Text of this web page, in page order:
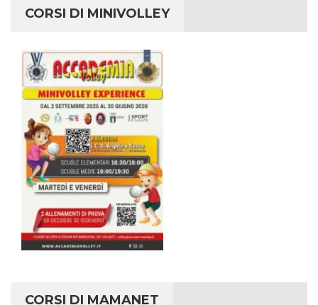
CORSI DI MINIVOLLEY
CORSI DI MAMANET